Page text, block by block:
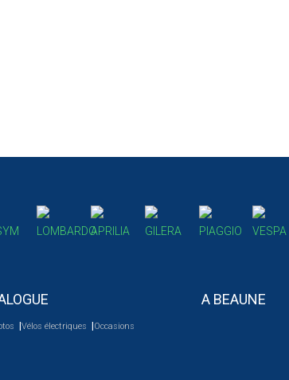
Vélos électriques Occasions
A BEAUNE